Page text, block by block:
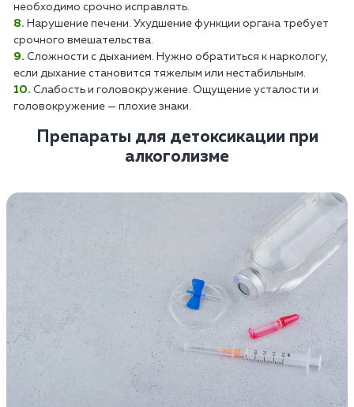
необходимо срочно исправлять.
Нарушение печени. Ухудшение функции органа требует
срочного вмешательства.
Сложности с дыханием. Нужно обратиться к наркологу,
если дыхание становится тяжелым или нестабильным.
Слабость и головокружение. Ощущение усталости и
головокружение — плохие знаки.
Препараты для детоксикации при
алкоголизме